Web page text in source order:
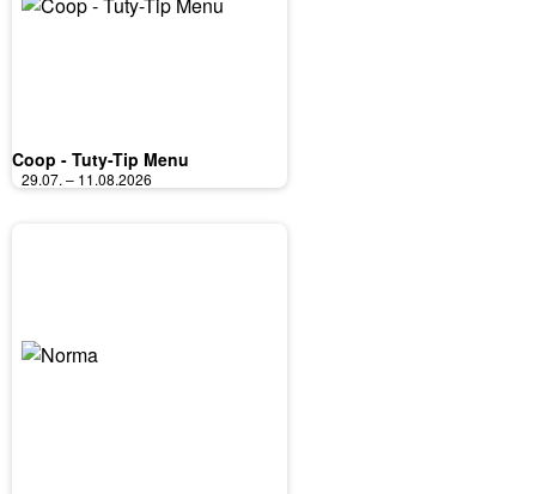
Coop - Tuty-Tip Menu
29.07. – 11.08.2026